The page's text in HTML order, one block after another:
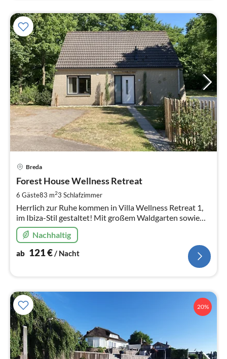
Breda
Forest House Wellness Retreat
6 Gäste83 m23 Schlafzimmer
Herrlich zur Ruhe kommen in Villa Wellness Retreat 1,
im Ibiza-Stil gestaltet! Mit großem Waldgarten sowie
eigener Sauna und Jacuzzi. Gelegen neben Wäldern und
einem großen Schwimmparadies!
Nachhaltig
ab 121€/ Nacht
20%